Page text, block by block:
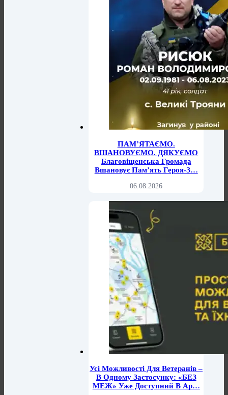
ПАМ’ЯТАЄМО.
ВШАНОВУЄМО. ДЯКУЄМО
Благовіщенська Громада
Вшановує Пам’ять Героя-З…
06.08.2026
Усі Можливості Для Ветеранів –
В Одному Застосунку: «БЕЗ
МЕЖ» Уже Доступний В Ap…